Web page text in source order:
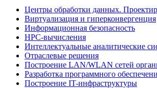
Центры обработки данных.
Виртуализация и гиперконвергенция
Информационная безопасность
HPC-вычисления
Интеллектуальные аналитические
Отраслевые решения
Построение LAN/WLAN сетей
Разработка программного
Построение IT-инфраструктуры